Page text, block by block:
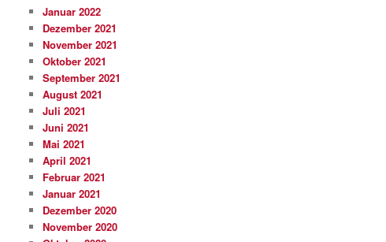
Januar 2022
Dezember 2021
November 2021
Oktober 2021
September 2021
August 2021
Juli 2021
Juni 2021
Mai 2021
April 2021
Februar 2021
Januar 2021
Dezember 2020
November 2020